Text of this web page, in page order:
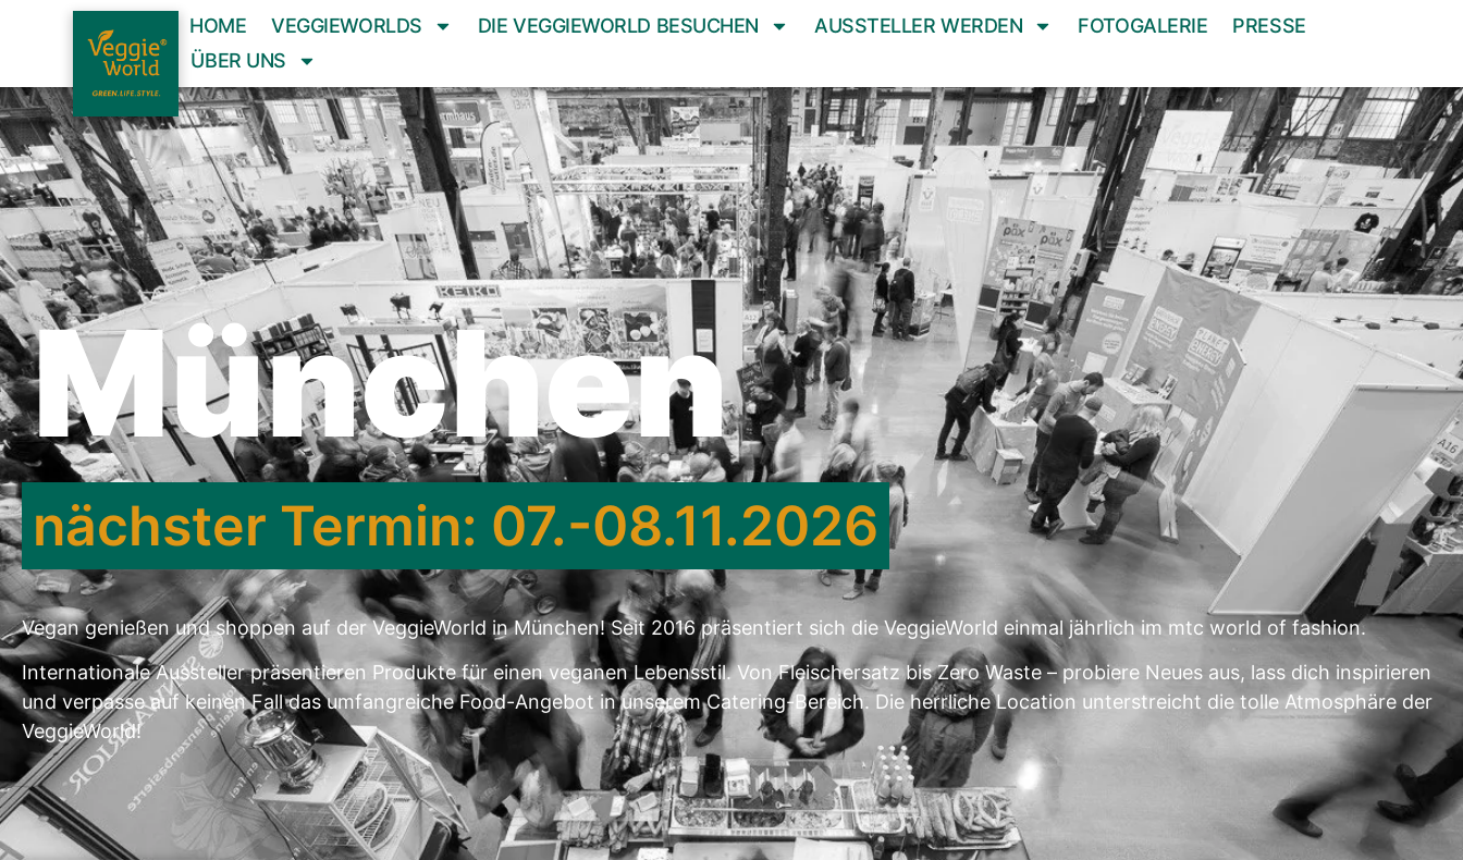
HOME VEGGIEWORLDS DIE VEGGIEWORLD BESUCHEN AUSSTELLER WERDEN FOTOGALERIE
PRESSE
ÜBER UNS
München
nächster Termin: 07.-08.11.2026
Vegan genießen und shoppen auf der VeggieWorld in München! Seit 2016 präsentiert sich die VeggieWorld einmal jährlich im mtc world of fashion.
Internationale Aussteller präsentieren Produkte für einen veganen Lebensstil. Von Fleischersatz bis Zero Waste – probiere Neues aus, lass dich inspirieren
und verpasse auf keinen Fall das umfangreiche Food-Angebot in unserem Catering-Bereich. Die herrliche Location unterstreicht die tolle Atmosphäre der
VeggieWorld!